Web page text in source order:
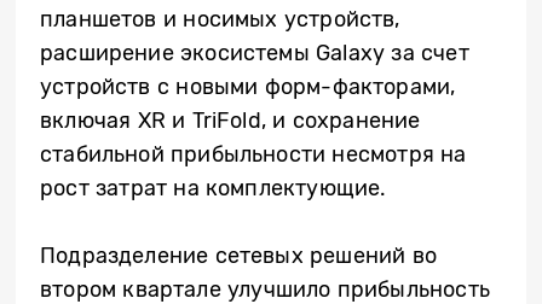
планшетов и носимых устройств,
расширение экосистемы Galaxy за счет
устройств с новыми форм-факторами,
включая XR и TriFold, и сохранение
стабильной прибыльности несмотря на
рост затрат на комплектующие.
Подразделение сетевых решений во
втором квартале улучшило прибыльность